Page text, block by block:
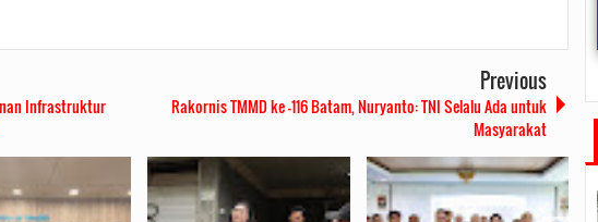
Infrastruktur
Previous
Rakornis TMMD ke -116 Batam, Nuryanto: TNI Selalu Ada untuk
Masyarakat
Dengan Masyarakat
2019/05/14